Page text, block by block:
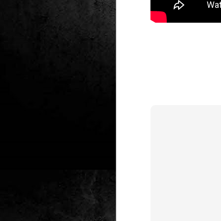
DEC
24
Club de lectura de
còmics: hivern 2026
lectures al club de lectura de còmics